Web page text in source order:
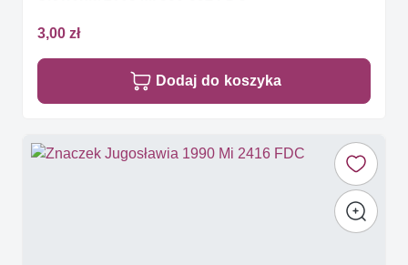
3,00 zł
Dodaj do koszyka